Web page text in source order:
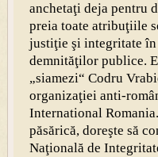
anchetaţi deja pentru
preia toate atribuţiile
justiţie şi integritate
demnităţilor publice.
„siamezi“ Codru
organizaţiei anti-
International
păsărică, doreşte să
Naţională de